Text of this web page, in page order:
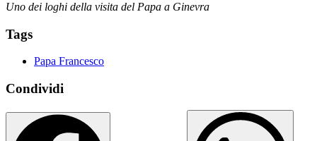
Uno dei loghi della visita del Papa a Ginevra
Tags
Papa Francesco
Condividi